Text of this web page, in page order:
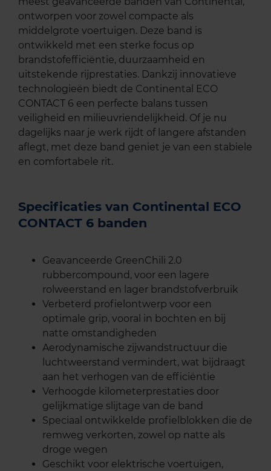
ontworpen voor zowel compacte als
middelgrote voertuigen. Deze band is
ontwikkeld met een sterke focus op
brandstofefficiëntie, duurzaamheid en
uitstekende rijprestaties. Dankzij innovatieve
technologieën biedt de Continental ECO
CONTACT 6 een perfecte balans tussen
veiligheid en milieuvriendelijkheid. Of je nu
dagelijks naar je werk rijdt of langere afstanden
aflegt, met deze band geniet je van een stabiele
en comfortabele rit.
Specificaties van Continental ECO
CONTACT 6 banden
Geavanceerde GreenChili 2.0
rubbercompound, voor een lagere
rolweerstand en lager brandstofverbruik
Verbeterd profielontwerp voor een
optimale grip, vooral in bochten en bij
natte omstandigheden
Aerodynamische zijwandstructuur die
luchtweerstand vermindert, wat bijdraagt
aan het verhogen van de efficiëntie
Verhoogde kilometerprestaties door
gelijkmatige slijtage van de band
Speciaal ontwikkelde profielblokken die de
remweg verkorten, zowel op natte als
droge wegen
Geschikt voor elektrische voertuigen,